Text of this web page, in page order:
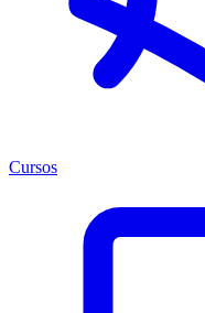
Cursos